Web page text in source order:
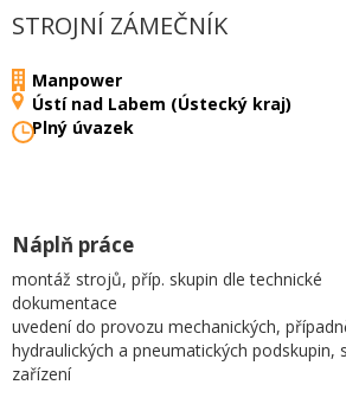
STROJNÍ ZÁMEČNÍK
Manpower
Ústí nad Labem (Ústecký kraj)
Plný úvazek
Náplň práce
montáž strojů, příp. skupin dle technické
dokumentace
uvedení do provozu mechanických,
hydraulických a pneumatických podskupin,
zařízení